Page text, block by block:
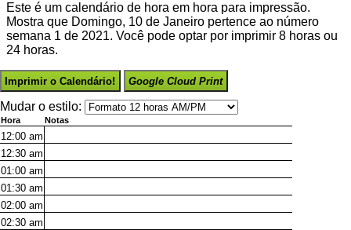
Este é um calendário de hora em hora para impressão.
Mostra que Domingo, 10 de Janeiro pertence ao número
semana 1 de 2021. Você pode optar por imprimir 8 horas ou
24 horas.
Imprimir o Calendário! Google Cloud Print
Mudar o estilo:
Hora Notas
12:00 am
12:30 am
01:00 am
01:30 am
02:00 am
02:30 am